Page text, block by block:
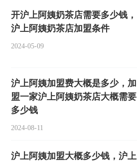
开沪上阿姨奶茶店需要多少钱，
沪上阿姨奶茶店加盟条件
2024-05-09
沪上阿姨加盟费大概是多少，加
盟一家沪上阿姨奶茶店大概需要
多少钱
2024-08-11
沪上阿姨加盟大概多少钱，沪上